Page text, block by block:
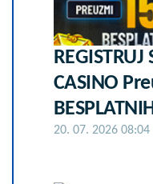
CASINO
20. 07. 2026 08:04